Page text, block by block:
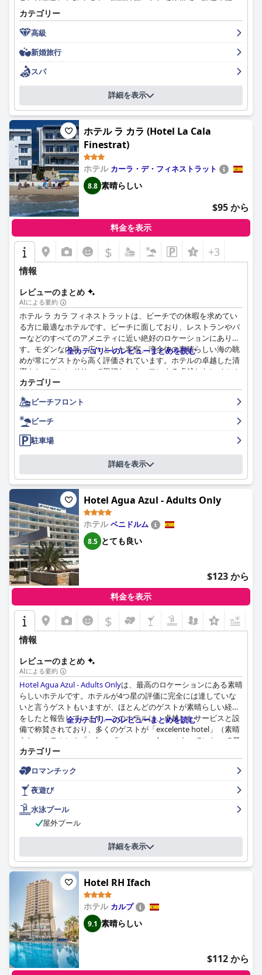
ランは非常にお勧めです。客室は広々として快適で、設備の整っ
た優れた施設が備わっています。ホテルは手入れが行き届いてお
り、申し分のないほど清潔で、素晴らしいプールと一流のスパが
あります。スタッフは素晴らしく、フレンドリーで丁寧なサービ
スを提供しています。ホテルは豪華で魅力的な雰囲気を提供し、
ゲストを王族のような気分にさせます。全体として、
ガデア (SH Villa Gadea)
は、ゲストが強くお勧めする、素晴らしく
て驚くべき滞在です。
カテゴリー
高級
新婚旅行
スパ
詳細を表示
ホテル ラ カラ (Hotel La Cala
Finestrat)
ホテル カーラ・デ・フィネストラット
8.8 素晴らしい
$95 から
料金を表示
$ +3
情報
レビューのまとめ
AIによる要約
ホテル ラ カラ フィネストラットは、ビーチでの休暇を求めてい
る方に最適なホテルです。ビーチに面しており、レストランやバ
ーなどのすべてのアメニティに近い絶好のロケーションにありま
す。モダンな内装、広々とした客室、湾全体の素晴らしい海の眺
めが常にゲストから高く評価されています。ホテルの卓越した清
潔さと、フレンドリーで親切なスタッフによる卓越したレベルの
サービスも高く評価されています。朝食サービスは素晴らしく、
楽しいと評されており、朝食サーバーのシルビナは、彼女のフレ
ンドリーでエネルギッシュな人柄で多くの賛辞を受けています。
一部のゲストはベッドと駐車場に問題があったものの、多くのゲ
ストは快適な夜を過ごし、駐車場は便利なオプションであると感
じました。全体として、ホテル ラ カラ フィネストラットは、ビ
ーチとそのすべてのアメニティに近い場所に滞在したい場合に最
全カテゴリーのレビューまとめを読む
カテゴリー
ビーチフロント
ビーチ
駐車場
詳細を表示
Hotel Agua Azul - Adults Only
ホテルベニドルム
8.5 とても良い
$123 から
料金を表示
$
情報
レビューのまとめ
AIによる要約
Hotel Agua Azul - Adults Onlyは、最高のロケーションにある素晴
らしいホテルです。ホテルが4つ星の評価に完全には達していな
いと言うゲストもいますが、ほとんどのゲストが素晴らしい経験
をしたと報告しています。このホテルは、卓越したサービスと設
備で称賛されており、多くのゲストが「excelente hotel」（素晴
らしいホテル）や「sobresaliente en todo」（すべてにおいて傑
出している）と表現しています。ホテルが4つ星というより3つ星
だと感じるゲストもいますが、ほとんどのゲストは、お金に見合
う素晴らしい価値を得られたことに同意しています。しかし、ホ
テルはパンデミックの安全対策を実施するためにもっとできたは
ずだと感じたゲストもいました。全体として、
Hotel Agua Azul -
Adults Onlyに滞在したゲストはここで素晴らしい経験をし、他の
人にもお勧めしたいと思っています。
全カテゴリーのレビューまとめを読む
カテゴリー
ロマンチック
夜遊び
水泳プール
屋外プール
詳細を表示
Hotel RH Ifach
ホテル カルプ
9.1 素晴らしい
$112 から